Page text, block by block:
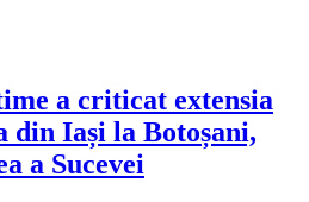
a criticat extensia
din Iași la Botoșani,
a Sucevei